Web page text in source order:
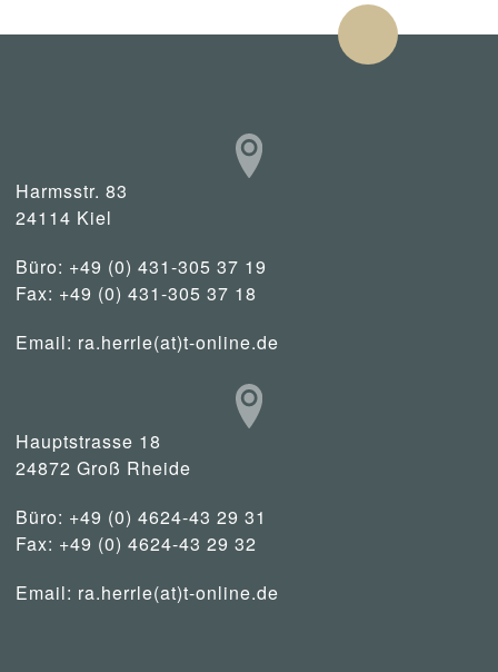
Harmsstr. 83
24114 Kiel
Büro: +49 (0) 431-305 37 19
Fax: +49 (0) 431-305 37 18
Email: ra.herrle(at)t-online.de
Hauptstrasse 18
24872 Groß Rheide
Büro: +49 (0) 4624-43 29 31
Fax: +49 (0) 4624-43 29 32
Email: ra.herrle(at)t-online.de